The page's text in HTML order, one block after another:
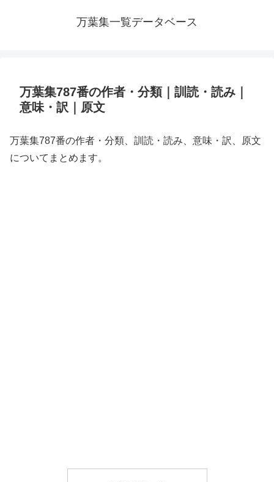
万葉集一覧データベース
万葉集787番の作者・分類｜訓読・読み｜
意味・訳｜原文
万葉集787番の作者・分類、訓読・読み、意味・訳、原文
についてまとめます。